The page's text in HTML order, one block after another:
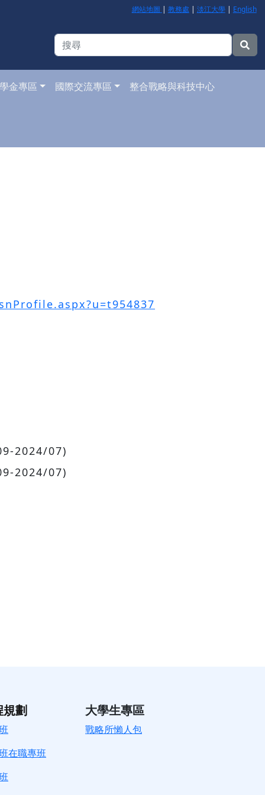
網站地圖 | 教務處 | 淡江大學| English
金專區 國際交流專區 整合戰略與科技中心
2024/07)
2024/07)
規劃
在職專班
大學生專區
戰略所懶人包